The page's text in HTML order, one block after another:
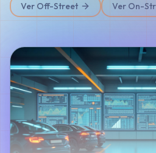
Ver Off-Street Ver On-